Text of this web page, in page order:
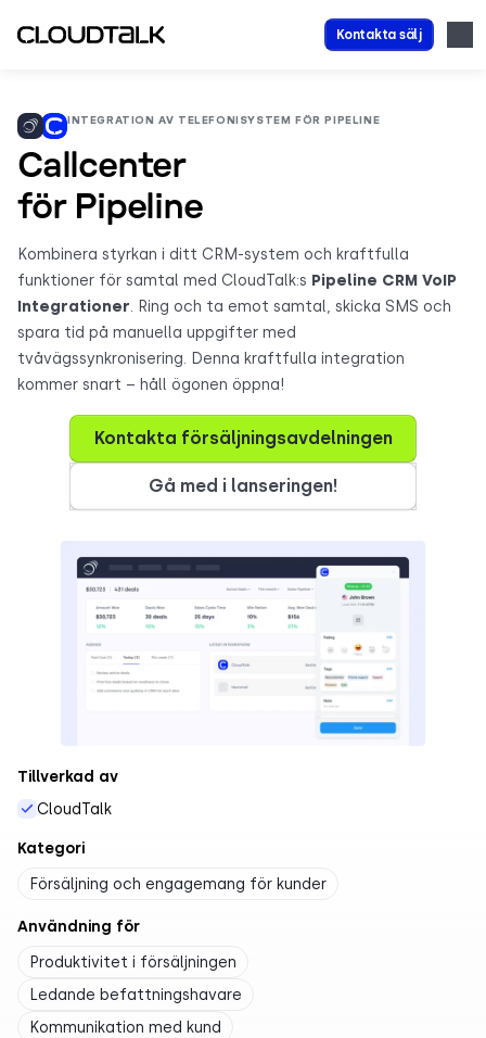
Kontakta sälj
INTEGRATION AV TELEFONISYSTEM FÖR PIPELINE
Callcenter
för Pipeline
Kombinera styrkan i ditt CRM-system och kraftfulla
funktioner för samtal med CloudTalk:s Pipeline CRM VoIP
Integrationer . Ring och ta emot samtal, skicka SMS och
spara tid på manuella uppgifter med
tvåvägssynkronisering. Denna kraftfulla integration
kommer snart – håll ögonen öppna!
Kontakta försäljningsavdelningen
Gå med i lanseringen!
Tillverkad av
CloudTalk
Kategori
Försäljning och engagemang för kunder
Användning för
Produktivitet i försäljningen
Ledande befattningshavare
Kommunikation med kund